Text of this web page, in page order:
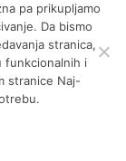
pa prikupljamo
Da bismo
stranica,
funkcionalnih i
stranice Naj-